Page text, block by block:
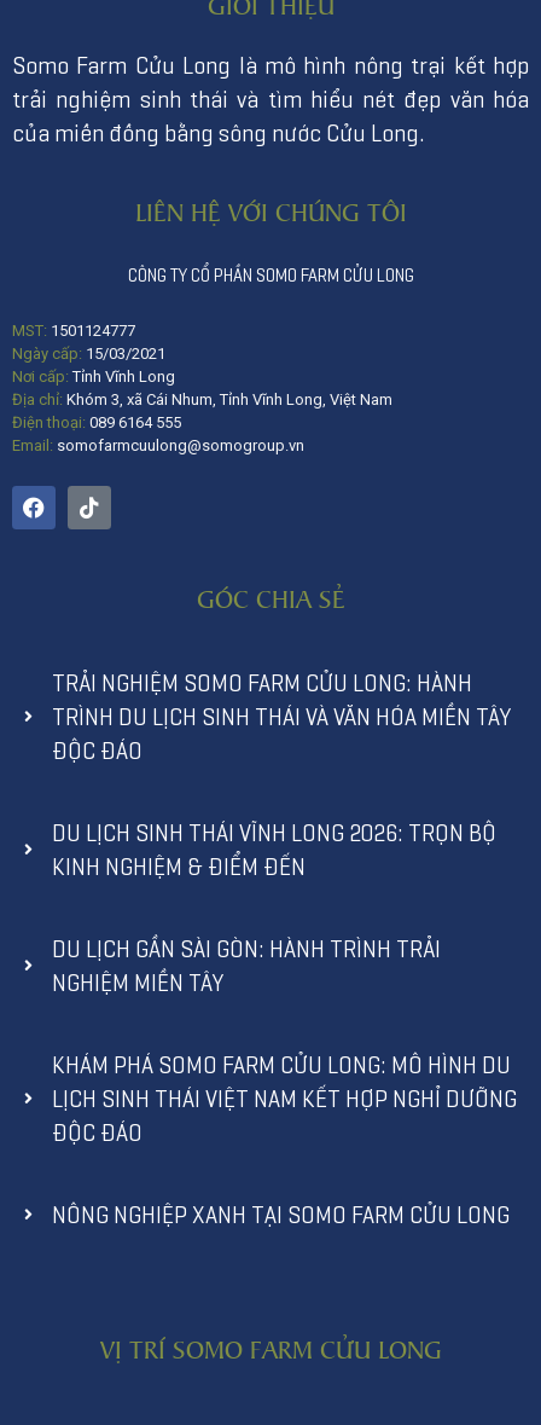
Somo Farm Cửu Long là mô hình nông trại kết hợp
trải nghiệm sinh thái và tìm hiểu nét đẹp văn hóa
của miền đồng bằng sông nước Cửu Long.
LIÊN HỆ VỚI CHÚNG TÔI
CÔNG TY CỔ PHẦN SOMO FARM CỬU LONG
MST: 1501124777
Ngày cấp: 15/03/2021
Nơi cấp:Tỉnh Vĩnh Long
Địa chỉ: Khóm 3, xã Cái Nhum, Tỉnh Vĩnh Long, Việt Nam
Điện thoại: 089 6164 555
Email: somofarmcuulong@somogroup.vn
GÓC CHIA SẺ
TRẢI NGHIỆM SOMO FARM CỬU LONG: HÀNH
TRÌNH DU LỊCH SINH THÁI VÀ VĂN HÓA MIỀN TÂY
ĐỘC ĐÁO
DU LỊCH SINH THÁI VĨNH LONG 2026: TRỌN BỘ
KINH NGHIỆM & ĐIỂM ĐẾN
DU LỊCH GẦN SÀI GÒN: HÀNH TRÌNH TRẢI
NGHIỆM MIỀN TÂY
KHÁM PHÁ SOMO FARM CỬU LONG: MÔ HÌNH DU
LỊCH SINH THÁI VIỆT NAM KẾT HỢP NGHỈ DƯỠNG
ĐỘC ĐÁO
NÔNG NGHIỆP XANH TẠI SOMO FARM CỬU LONG
VỊ TRÍ SOMO FARM CỬU LONG